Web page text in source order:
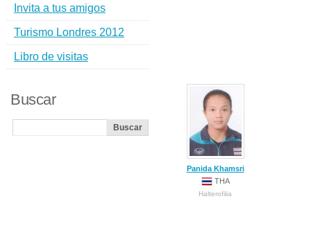
Panida Khamsri
THA
Halterofilia
Invita a tus amigos
Turismo Londres 2012
Libro de visitas
Buscar